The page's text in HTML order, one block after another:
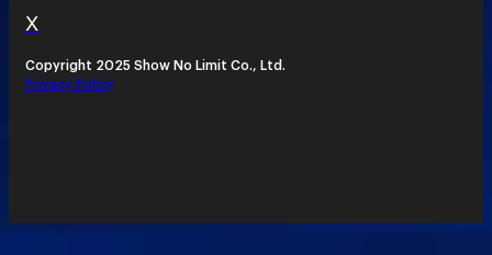
X
Copyright 2025 Show No Limit Co., Ltd.
Privacy Policy